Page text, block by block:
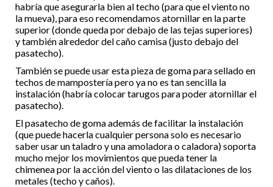
habría que asegurarla bien al techo (para que el viento no
la mueva), para eso recomendamos atornillar en la parte
superior (donde queda por debajo de las tejas superiores)
y también alrededor del caño camisa (justo debajo del
pasatecho).
También se puede usar esta pieza de goma para sellado en
techos de mampostería pero ya no es tan sencilla la
instalación (habría colocar tarugos para poder atornillar el
pasatecho).
El pasatecho de goma además de facilitar la instalación
(que puede hacerla cualquier persona solo es necesario
saber usar un taladro y una amoladora o caladora) soporta
mucho mejor los movimientos que pueda tener la
chimenea por la acción del viento o las dilataciones de los
metales (techo y caños).